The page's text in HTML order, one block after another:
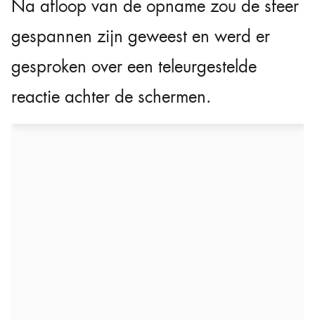
Na afloop van de opname zou de sfeer
gespannen zijn geweest en werd er
gesproken over een teleurgestelde
reactie achter de schermen.